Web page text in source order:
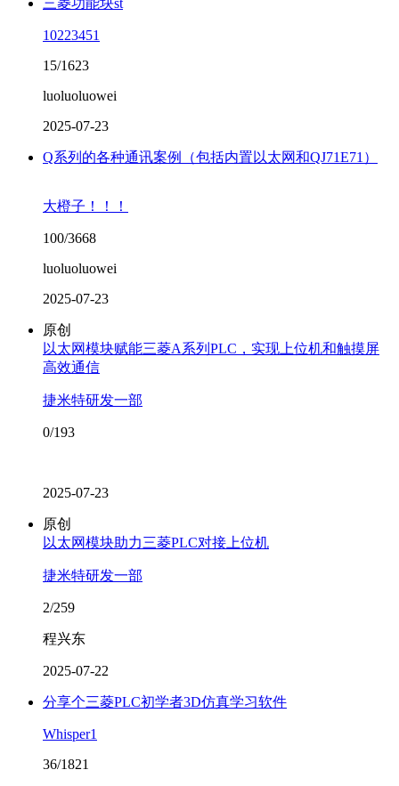
三菱功能块st
10223451
15/1623
luoluoluowei
2025-07-23
Q系列的各种通讯案例（包括内置以太网和QJ71E71）
大橙子！！！
100/3668
luoluoluowei
2025-07-23
原创
以太网模块赋能三菱A系列PLC，实现上位机和触摸屏
高效通信
捷米特研发一部
0/193
2025-07-23
原创
以太网模块助力三菱PLC对接上位机
捷米特研发一部
2/259
程兴东
2025-07-22
分享个三菱PLC初学者3D仿真学习软件
Whisper1
36/1821